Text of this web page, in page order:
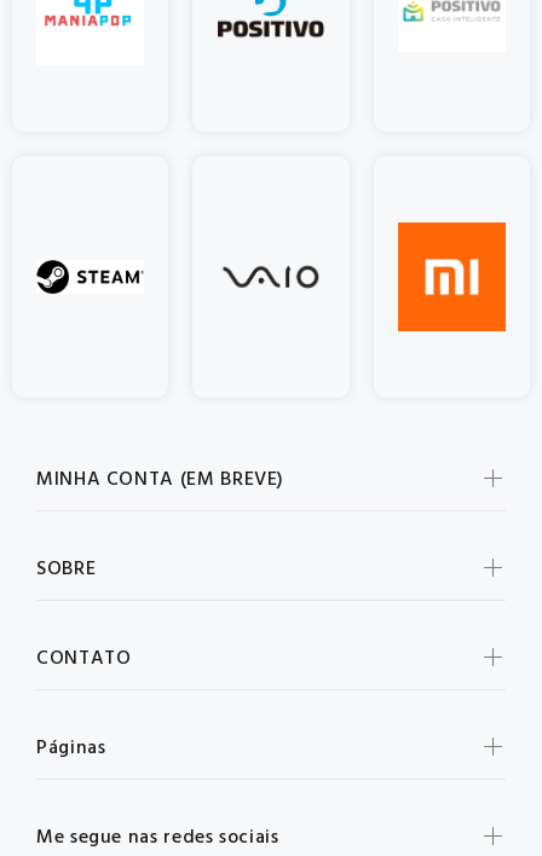
Me segue nas redes sociais
MINHA CONTA (EM BREVE)
SOBRE
CONTATO
Páginas